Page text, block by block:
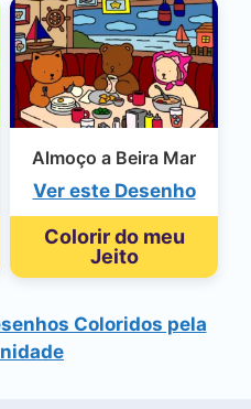
Almoço a Beira Mar
Ver este Desenho
Colorir do meu
Jeito
Coloridos pela